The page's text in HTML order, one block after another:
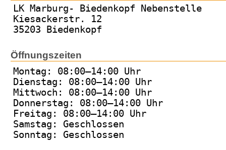
LK Marburg- Biedenkopf Nebenstelle
Kiesackerstr. 12
35203 Biedenkopf
Öffnungszeiten
Montag: 08:00–14:00 Uhr
Dienstag: 08:00–14:00 Uhr
Mittwoch: 08:00–14:00 Uhr
Donnerstag: 08:00–14:00 Uhr
Freitag: 08:00–14:00 Uhr
Samstag: Geschlossen
Sonntag: Geschlossen